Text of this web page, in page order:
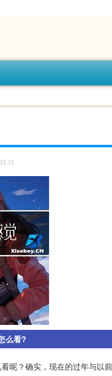
么看?
呢？确实，现在的过年与以